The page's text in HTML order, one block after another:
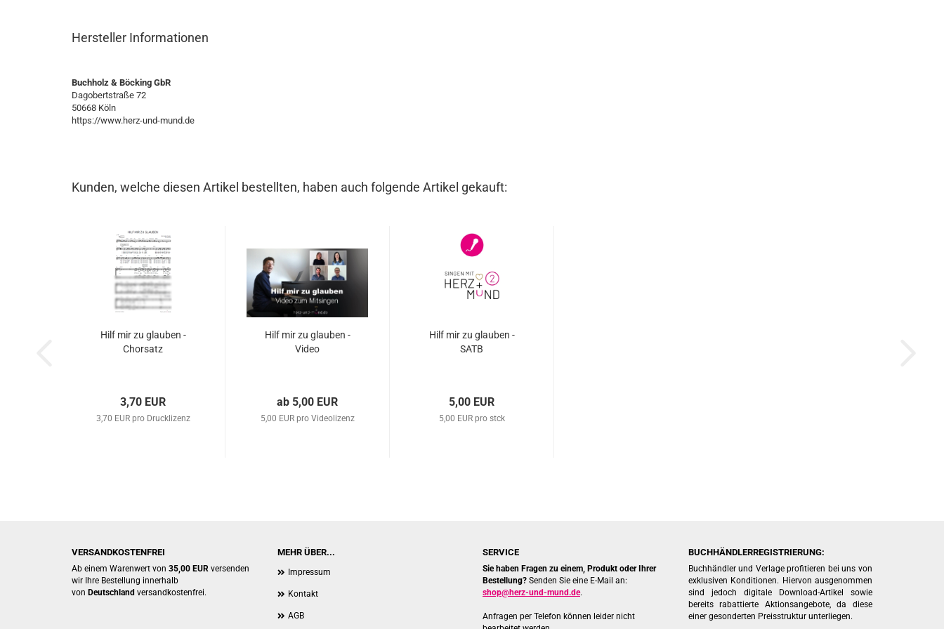
Hersteller Informationen
Buchholz & Böcking GbR
Dagobertstraße 72
50668 Köln
https://www.herz-und-mund.de
Kunden, welche diesen Artikel bestellten, haben auch folgende Artikel gekauft:
Hilf mir zu glau­ben -
Chor­satz
3,70 EUR
3,70 EUR pro Drucklizenz
Hilf mir zu glau­ben -
Video
ab 5,00 EUR
5,00 EUR pro Videolizenz
Hilf mir zu glau­ben -
SATB
5,00 EUR
5,00 EUR pro stck
MEHR ÜBER...
Impressum
Kontakt
AGB
SERVICE
Sie haben Fragen zu einem, Produkt oder Ihrer
Bestellung? Senden Sie eine E-Mail an:
shop@herz-und-mund.de.
Anfragen per Telefon können leider nicht
BUCHHÄNDLERREGISTRIERUNG:
Buchhändler und Verlage profitieren bei uns von
exklusiven Konditionen. Hiervon ausgenommen
sind jedoch digitale Download-Artikel sowie
bereits rabattierte Aktionsangebote, da diese
einer gesonderten Preisstruktur unterliegen.
VERSANDKOSTENFREI
Ab einem Warenwert von 35,00 EUR versenden
wir Ihre Bestellung innerhalb
von Deutschland versandkostenfrei.